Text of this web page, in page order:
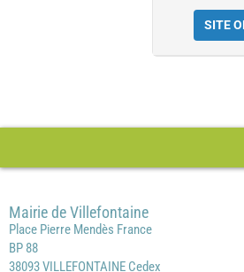
SITE
Mairie de Villefontaine
Place Pierre Mendès France
BP 88
38093 VILLEFONTAINE Cedex